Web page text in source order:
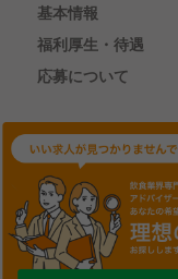
基本情報
福利厚生・待遇
応募について